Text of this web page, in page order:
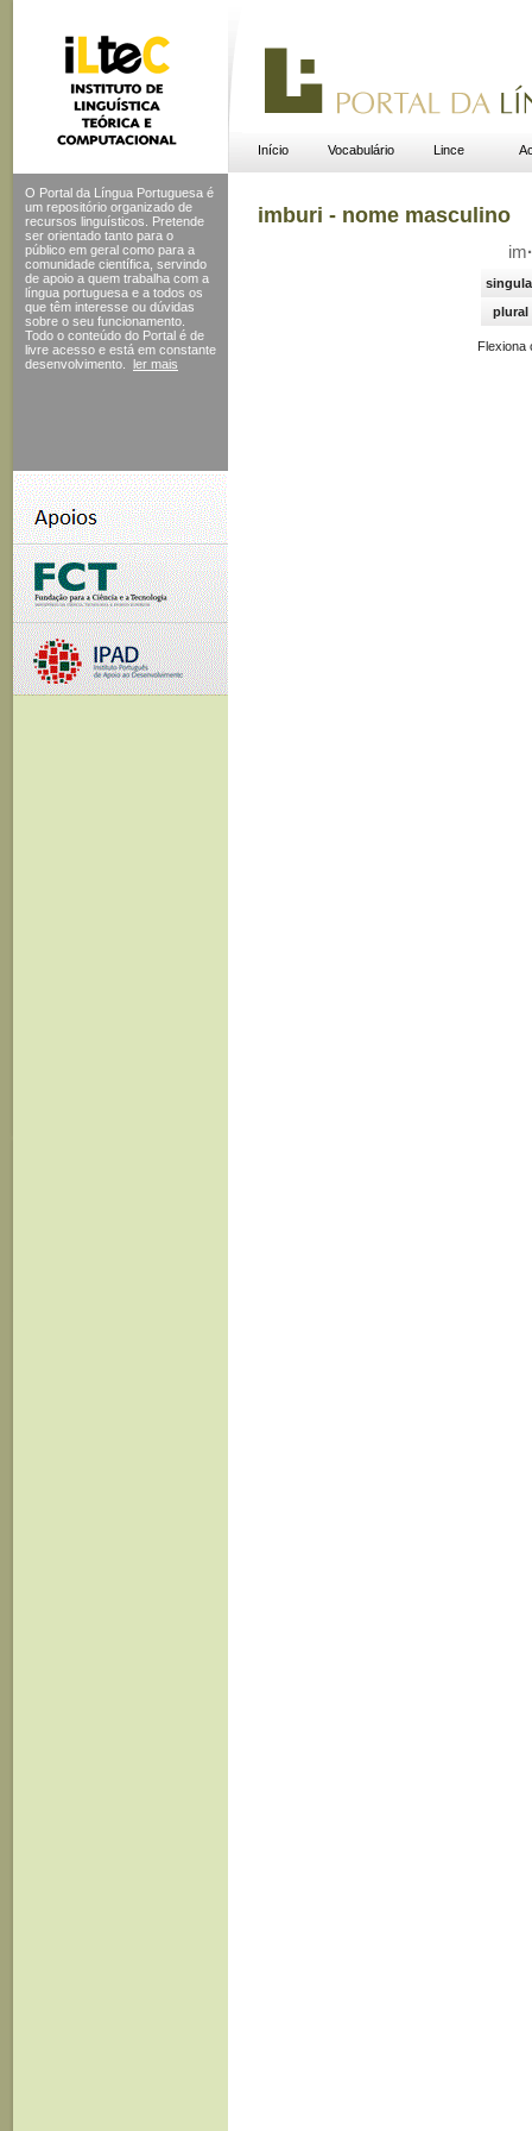
Início Vocabulário Lince
O Portal da Língua Portuguesa é
um repositório organizado de
recursos linguísticos. Pretende
ser orientado tanto para o
público em geral como para a
comunidade científica, servindo
de apoio a quem trabalha com a
língua portuguesa e a todos os
que têm interesse ou dúvidas
sobre o seu funcionamento.
Todo o conteúdo do Portal é de
livre acesso e está em constante
desenvolvimento.
ler mais
imburi - nome masculino
im·
plural
Flexiona